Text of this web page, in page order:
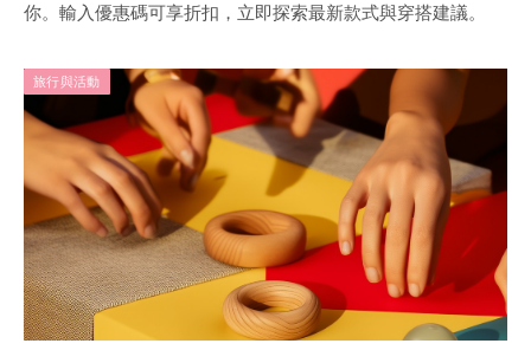
你。輸入優惠碼可享折扣，立即探索最新款式與穿搭建議。
旅行與活動